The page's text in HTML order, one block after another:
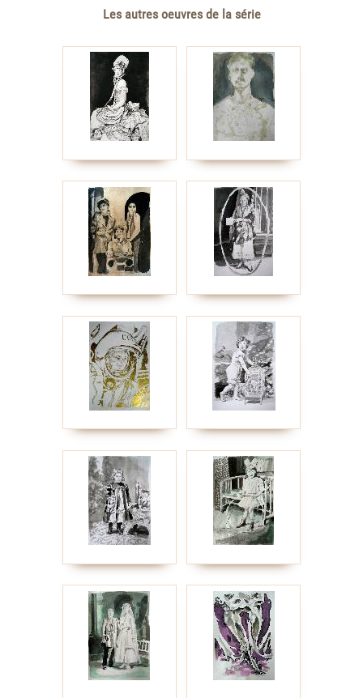
Les autres oeuvres de la série